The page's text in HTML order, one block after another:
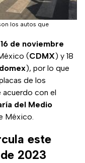
los autos que
de noviembre
(CDMX) y 18
), por lo que
de los
acuerdo con el
del Medio
México.
este
2023